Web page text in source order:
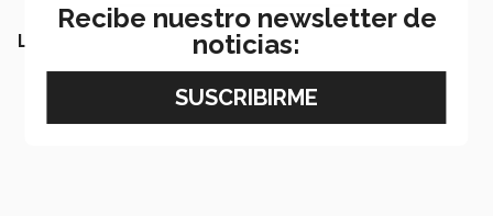
LEE TAMBIÉN:
Recibe nuestro newsletter de
noticias: